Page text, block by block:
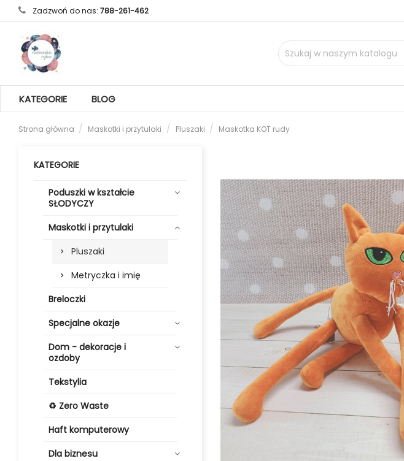
Zadzwoń do nas: 788-261-462
KATEGORIE BLOG
Strona główna Maskotki i przytulaki Pluszaki Maskotka KOT rudy
KATEGORIE
Poduszki w kształcie
SŁODYCZY
Maskotki i przytulaki
Pluszaki
Metryczka i imię
Breloczki
Specjalne okazje
Dom - dekoracje i
ozdoby
Tekstylia
♻️ Zero Waste
Haft komputerowy
Dla biznesu